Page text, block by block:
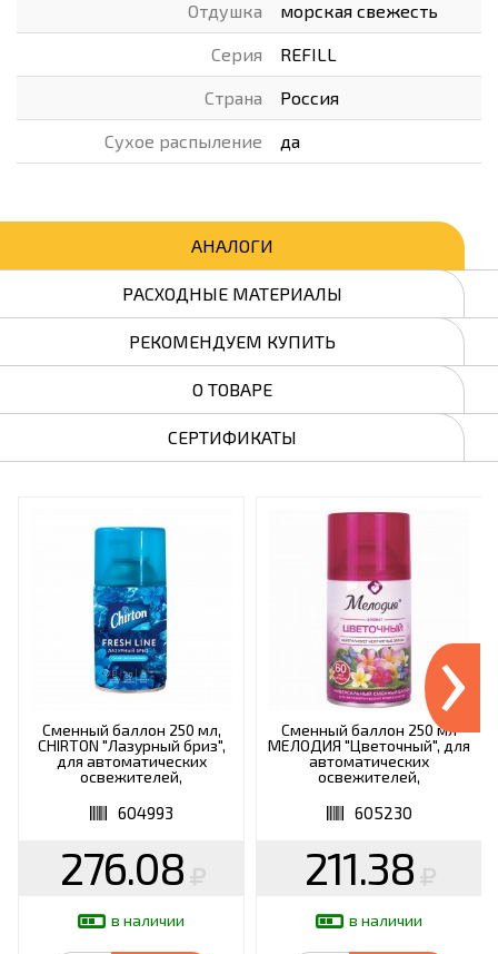
Отдушка морская свежесть
Серия REFILL
Страна Россия
Сухое распыление да
АНАЛОГИ
РАСХОДНЫЕ МАТЕРИАЛЫ
РЕКОМЕНДУЕМ КУПИТЬ
О ТОВАРЕ
СЕРТИФИКАТЫ
Сменный баллон 250 мл,
CHIRTON "Лазурный бриз",
для автоматических
освежителей,
распыление,
4670013302574
604993
276.08
в наличии
Сменный баллон 250 мл
МЕЛОДИЯ "Цветочный", для
автоматических
освежителей,
605230
211.38
в наличии
›